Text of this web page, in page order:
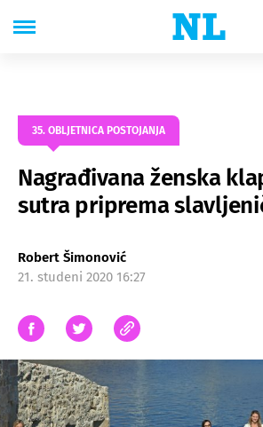
35. OBLJETNICA POSTOJANJA
Nagrađivana ženska
sutra priprema
Robert Šimonović
21. studeni 2020 16:27